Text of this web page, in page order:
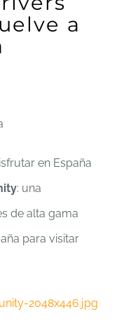
a
en España
: una
de alta gama
para visitar